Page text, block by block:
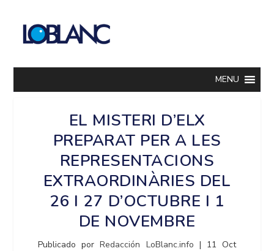
MENU
EL MISTERI D’ELX
PREPARAT PER A LES
REPRESENTACIONS
EXTRAORDINÀRIES DEL
26 I 27 D’OCTUBRE I 1
DE NOVEMBRE
Publicado porRedacción LoBlanc.info | 11 Oct